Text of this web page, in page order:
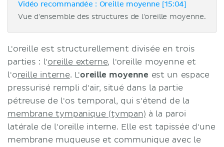
Vidéo recommandée : Oreille moyenne [15:04]
Vue d'ensemble des structures de l'oreille moyenne.
L'oreille est structurellement divisée en trois
parties : l'oreille externe, l'oreille moyenne et
l'oreille interne. L'oreille moyenne est un espace
pressurisé rempli d'air, situé dans la partie
pétreuse de l'os temporal, qui s'étend de la
membrane tympanique (tympan) à la paroi
latérale de l'oreille interne. Elle est tapissée d'une
membrane muqueuse et communique avec le